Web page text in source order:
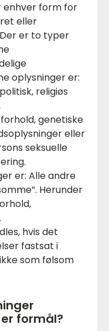
enhver form for
eller
er to typer
oplysninger er:
religiøs
genetiske
eller
seksuelle
er: Alle andre
Herunder
hvis det
fastsat i
som følsom
formål?